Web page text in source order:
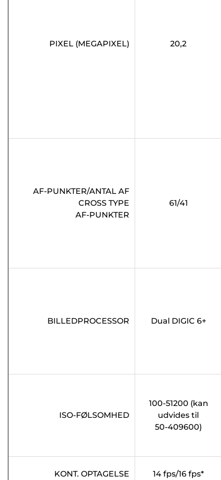
PIXEL (MEGAPIXEL) 20,2
AF-PUNKTER/ANTAL AF
CROSS TYPE
AF-PUNKTER
61/41
BILLEDPROCESSOR Dual DIGIC 6+
ISO-FØLSOMHED
100-51200 (kan
udvides til
50-409600)
KONT. OPTAGELSE
14 fps/16 fps*